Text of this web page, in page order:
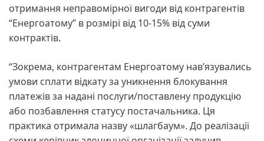
отримання неправомірної вигоди від контрагентів
“Енергоатому” в розмірі від 10-15% від суми
контрактів.
“Зокрема, контрагентам Енергоатому нав’язувались
умови сплати відкату за уникнення блокування
платежів за надані послуги/поставлену продукцію
або позбавлення статусу постачальника. Ця
практика отримала назву «шлагбаум». До реалізації